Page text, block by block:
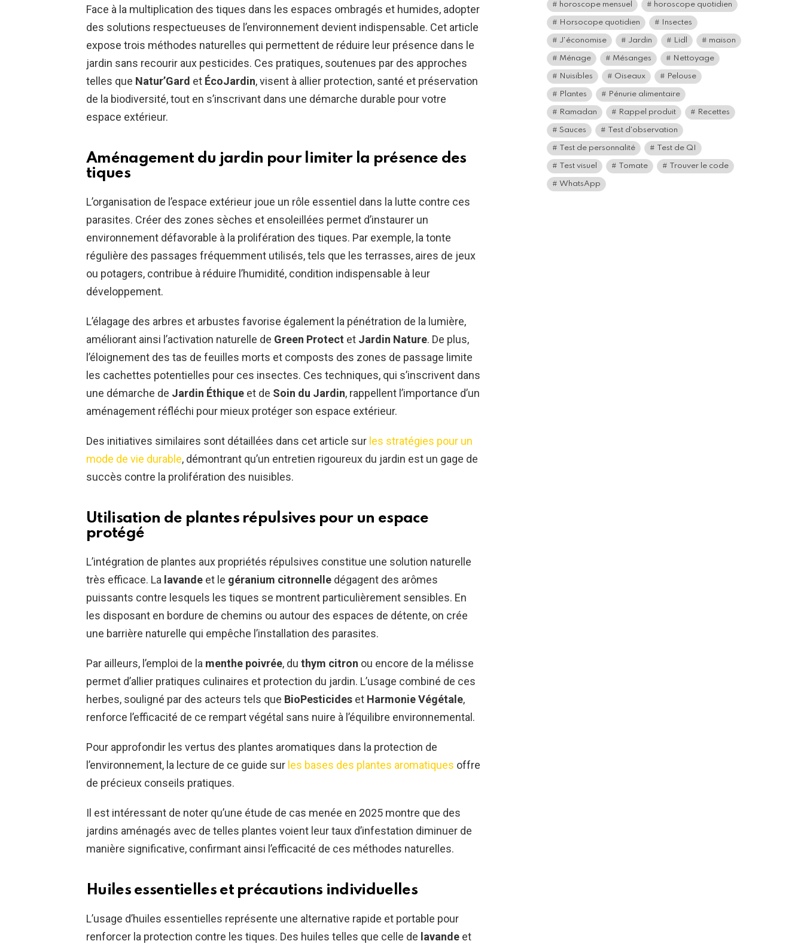
Face à la multiplication des tiques dans les espaces ombragés et humides, adopter
des solutions respectueuses de l’environnement devient indispensable. Cet article
expose trois méthodes naturelles qui permettent de réduire leur présence dans le
jardin sans recourir aux pesticides. Ces pratiques, soutenues par des approches
telles que Natur’Gard et ÉcoJardin, visent à allier protection, santé et préservation
de la biodiversité, tout en s’inscrivant dans une démarche durable pour votre
espace extérieur.
Aménagement du jardin pour limiter la présence des
tiques
L’organisation de l’espace extérieur joue un rôle essentiel dans la lutte contre ces
parasites. Créer des zones sèches et ensoleillées permet d’instaurer un
environnement défavorable à la prolifération des tiques. Par exemple, la tonte
régulière des passages fréquemment utilisés, tels que les terrasses, aires de jeux
ou potagers, contribue à réduire l’humidité, condition indispensable à leur
développement.
L’élagage des arbres et arbustes favorise également la pénétration de la lumière,
améliorant ainsi l’activation naturelle de Green Protect et Jardin Nature. De plus,
l’éloignement des tas de feuilles morts et composts des zones de passage limite
les cachettes potentielles pour ces insectes. Ces techniques, qui s’inscrivent dans
une démarche de Jardin Éthique et de Soin du Jardin, rappellent l’importance d’un
aménagement réfléchi pour mieux protéger son espace extérieur.
Des initiatives similaires sont détaillées dans cet article sur les stratégies pour un
mode de vie durable, démontrant qu’un entretien rigoureux du jardin est un gage de
succès contre la prolifération des nuisibles.
Utilisation de plantes répulsives pour un espace
protégé
L’intégration de plantes aux propriétés répulsives constitue une solution naturelle
très efficace. La lavande et le géranium citronnelle dégagent des arômes
puissants contre lesquels les tiques se montrent particulièrement sensibles. En
les disposant en bordure de chemins ou autour des espaces de détente, on crée
une barrière naturelle qui empêche l’installation des parasites.
Par ailleurs, l’emploi de la menthe poivrée, du thym citron ou encore de la mélisse
permet d’allier pratiques culinaires et protection du jardin. L’usage combiné de ces
herbes, souligné par des acteurs tels que BioPesticides et Harmonie Végétale,
renforce l’efficacité de ce rempart végétal sans nuire à l’équilibre environnemental.
Pour approfondir les vertus des plantes aromatiques dans la protection de
l’environnement, la lecture de ce guide sur les bases des plantes aromatiques offre
de précieux conseils pratiques.
Il est intéressant de noter qu’une étude de cas menée en 2025 montre que des
jardins aménagés avec de telles plantes voient leur taux d’infestation diminuer de
manière significative, confirmant ainsi l’efficacité de ces méthodes naturelles.
Huiles essentielles et précautions individuelles
L’usage d’huiles essentielles représente une alternative rapide et portable pour
renforcer la protection contre les tiques. Des huiles telles que celle de lavande et
horoscope mensuel horoscope quotidien
Horsocope quotidien Insectes
J'économise Jardin Lidl maison
Ménage Mésanges Nettoyage
Nuisibles Oiseaux Pelouse
Plantes Pénurie alimentaire
Ramadan Rappel produit Recettes
Sauces Test d'observation
Test de personnalité Test de QI
Test visuel Tomate Trouver le code
WhatsApp